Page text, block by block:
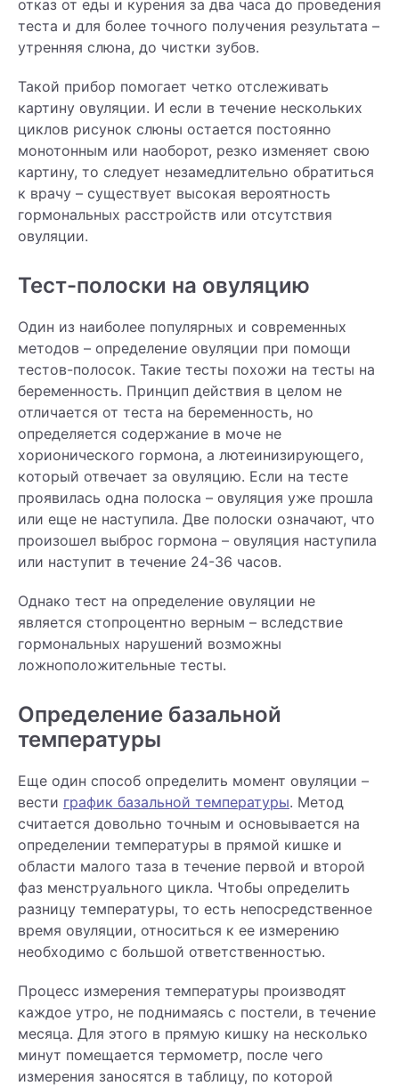
отказ от еды и курения за два часа до проведения
теста и для более точного получения результата –
утренняя слюна, до чистки зубов.
Такой прибор помогает четко отслеживать
картину овуляции. И если в течение нескольких
циклов рисунок слюны остается постоянно
монотонным или наоборот, резко изменяет свою
картину, то следует незамедлительно обратиться
к врачу – существует высокая вероятность
гормональных расстройств или отсутствия
овуляции.
Тест-полоски на овуляцию
Один из наиболее популярных и современных
методов – определение овуляции при помощи
тестов-полосок. Такие тесты похожи на тесты на
беременность. Принцип действия в целом не
отличается от теста на беременность, но
определяется содержание в моче не
хорионического гормона, а лютеинизирующего,
который отвечает за овуляцию. Если на тесте
проявилась одна полоска – овуляция уже прошла
или еще не наступила. Две полоски означают, что
произошел выброс гормона – овуляция наступила
или наступит в течение 24-36 часов.
Однако тест на определение овуляции не
является стопроцентно верным – вследствие
гормональных нарушений возможны
ложноположительные тесты.
Определение базальной
температуры
Еще один способ определить момент овуляции –
вести график базальной температуры. Метод
считается довольно точным и основывается на
определении температуры в прямой кишке и
области малого таза в течение первой и второй
фаз менструального цикла. Чтобы определить
разницу температуры, то есть непосредственное
время овуляции, относиться к ее измерению
необходимо с большой ответственностью.
Процесс измерения температуры производят
каждое утро, не поднимаясь с постели, в течение
месяца. Для этого в прямую кишку на несколько
минут помещается термометр, после чего
измерения заносятся в таблицу, по которой